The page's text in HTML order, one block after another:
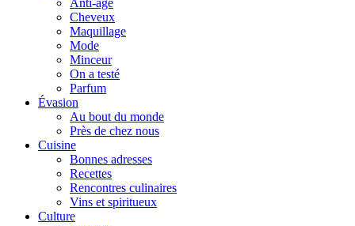
Anti-âge
Cheveux
Maquillage
Mode
Minceur
On a testé
Parfum
Évasion
Au bout du monde
Près de chez nous
Cuisine
Bonnes adresses
Recettes
Rencontres culinaires
Vins et spiritueux
Culture